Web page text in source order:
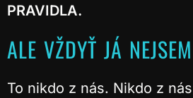
PRAVIDLA.
ALE VŽDYŤ JÁ
To nikdo z nás. Nikdo z